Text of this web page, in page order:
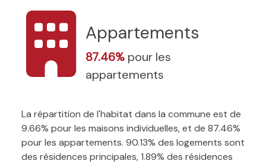
Appartements
87.46% pour les
appartements
La répartition de l'habitat dans la commune est de
9.66% pour les maisons individuelles, et de 87.46%
pour les appartements. 90.13% des logements sont
des résidences principales, 1.89% des résidences